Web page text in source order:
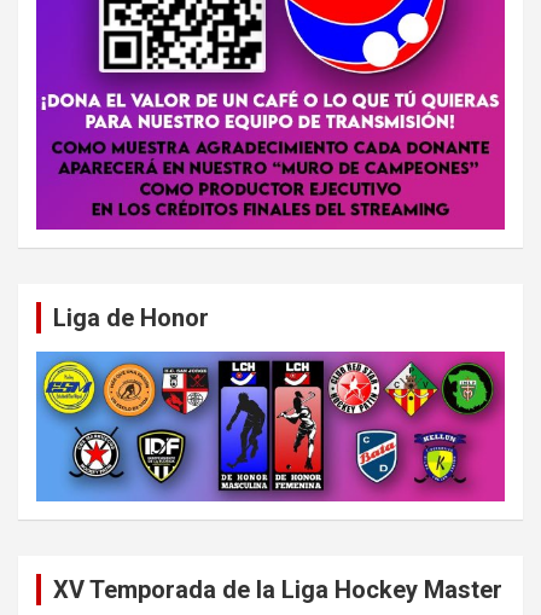
Liga de Honor
XV Temporada de la Liga Hockey Master